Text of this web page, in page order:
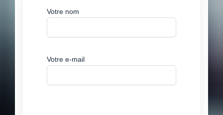
Votre nom
Votre e-mail